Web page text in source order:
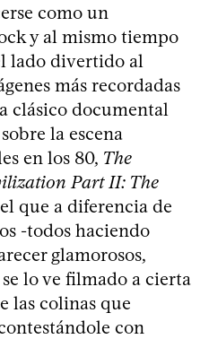
como un
y al mismo tiempo
lado divertido al
más recordadas
clásico documental
la escena
en los 80, The
Part II: The
que a diferencia de
-todos haciendo
glamorosos,
lo ve filmado a cierta
las colinas que
con